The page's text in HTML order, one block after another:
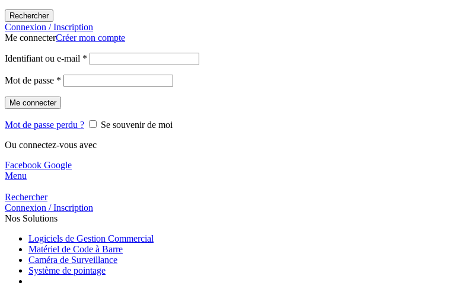
Rechercher
Connexion / Inscription
Me connecterCréer mon compte
Identifiant ou e-mail *
Mot de passe *
Me connecter
Mot de passe perdu ?
Se souvenir de moi
Ou connectez-vous avec
Facebook Google
Menu
Rechercher
Connexion / Inscription
Nos Solutions
Logiciels de Gestion Commercial
Matériel de Code à Barre
Caméra de Surveillance
Système de pointage